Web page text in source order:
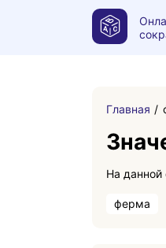
Главная
ферма